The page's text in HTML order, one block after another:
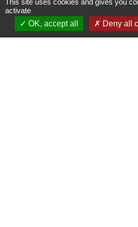
ouvert au Public les lundi, mardi et
et de 13h00 à
This site uses cookies and gives you
activate
OK, accept all
Deny all